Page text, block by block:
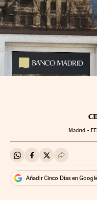
Madrid -
Compartir en Whatsapp
Compartir en
Compartir en
Desplegar
Añadir Cinco Días en